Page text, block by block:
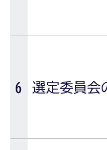
6 選定委員会